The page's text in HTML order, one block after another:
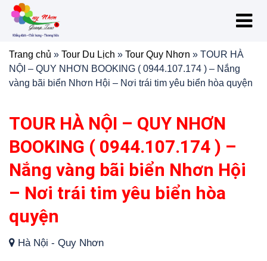
Trang chủ » Tour Du Lịch » Tour Quy Nhơn » TOUR HÀ
NỘI – QUY NHƠN BOOKING ( 0944.107.174 ) – Nắng
vàng bãi biển Nhơn Hội – Nơi trái tim yêu biển hòa quyện
TOUR HÀ NỘI – QUY NHƠN
BOOKING ( 0944.107.174 ) –
Nắng vàng bãi biển Nhơn Hội
– Nơi trái tim yêu biển hòa
quyện
Hà Nội - Quy Nhơn